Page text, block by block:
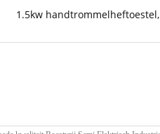
1.5kw handtrommelheftoestel,